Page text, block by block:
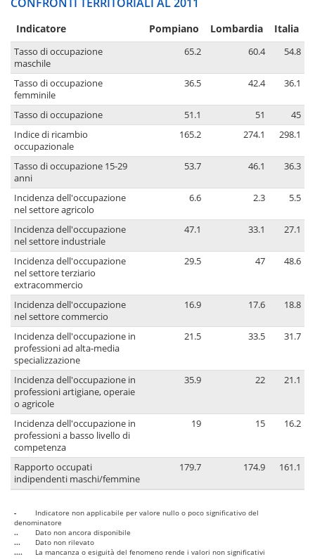
Indicatore Pompiano Lombardia Italia
Tasso di occupazione
maschile
65.2 60.4 54.8
Tasso di occupazione
femminile
36.5 42.4 36.1
Tasso di occupazione 51.1 51
45
Indice di ricambio
occupazionale
165.2 274.1 298.1
Tasso di occupazione 15-29
anni
53.7 46.1 36.3
Incidenza dell'occupazione
nel settore agricolo
6.6 2.3 5.5
Incidenza dell'occupazione
nel settore industriale
47.1 33.1 27.1
Incidenza dell'occupazione
nel settore terziario
extracommercio
29.5 47 48.6
Incidenza dell'occupazione
nel settore commercio
16.9 17.6 18.8
Incidenza dell'occupazione in
professioni ad alta-media
specializzazione
21.5 33.5 31.7
Incidenza dell'occupazione in
professioni artigiane, operaie
o agricole
35.9 22 21.1
Incidenza dell'occupazione in
professioni a basso livello di
competenza
19 15 16.2
Rapporto occupati
indipendenti maschi/femmine
179.7 174.9 161.1
-
Indicatore non applicabile per valore nullo o poco significativo del
denominatore
..
Dato non ancora disponibile
...
Dato non rilevato
....
La mancanza o esiguità del fenomeno rende i valori non significativi